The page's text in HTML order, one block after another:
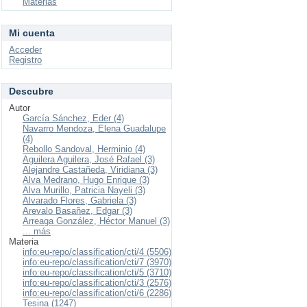
Mi cuenta
Acceder
Registro
Descubre
Autor
García Sánchez, Eder (4)
Navarro Mendoza, Elena Guadalupe
(4)
Rebollo Sandoval, Herminio (4)
Aguilera Aguilera, José Rafael (3)
Alejandre Castañeda, Viridiana (3)
Alva Medrano, Hugo Enrique (3)
Alva Murillo, Patricia Nayeli (3)
Alvarado Flores, Gabriela (3)
Arevalo Basañez, Edgar (3)
Arreaga González, Héctor Manuel (3)
... más
Materia
info:eu-repo/classification/cti/4 (5506)
info:eu-repo/classification/cti/7 (3970)
info:eu-repo/classification/cti/5 (3710)
info:eu-repo/classification/cti/3 (2576)
info:eu-repo/classification/cti/6 (2286)
Tesina (1247)